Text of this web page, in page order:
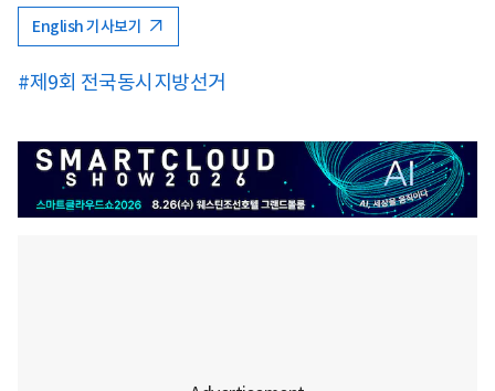
English 기사보기
#제9회 전국동시지방선거